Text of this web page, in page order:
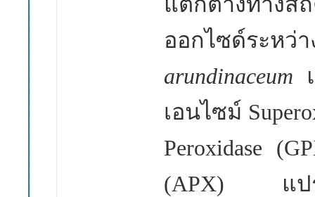
ออกไซด์ระหว่
arundinaceum
เอนไซม์
Peroxidase
(APX) แ